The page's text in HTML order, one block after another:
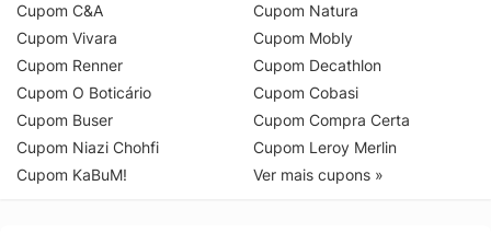
Cupom C&A
Cupom Vivara
Cupom Renner
Cupom O Boticário
Cupom Buser
Cupom Niazi Chohfi
Cupom KaBuM!
Cupom Natura
Cupom Mobly
Cupom Decathlon
Cupom Cobasi
Cupom Compra Certa
Cupom Leroy Merlin
Ver mais cupons »